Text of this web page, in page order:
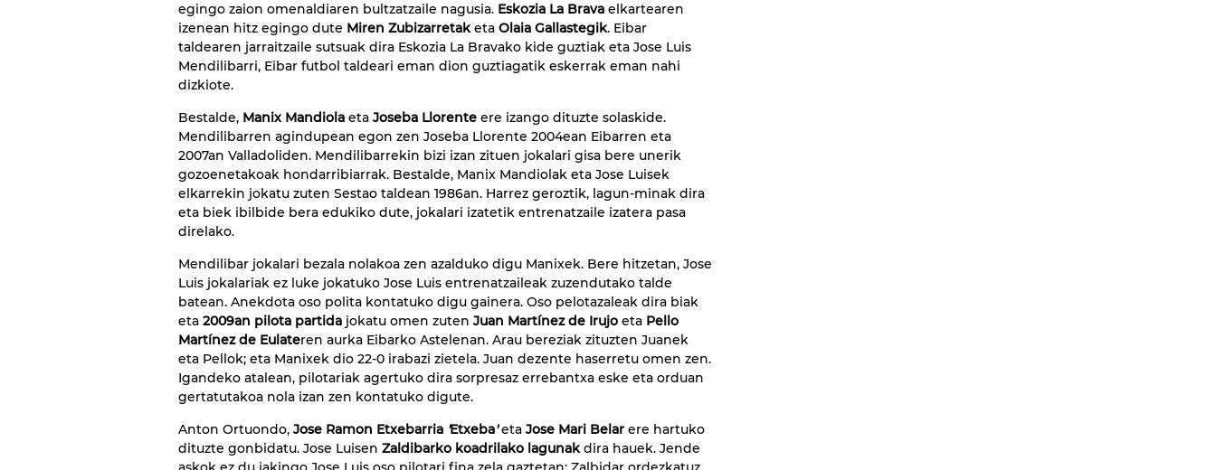
egingo zaion omenaldiaren bultzatzaile nagusia. Eskozia La Brava elkartearen
izenean hitz egingo dute Miren Zubizarretaketa Olaia Gallastegik. Eibar
taldearen jarraitzaile sutsuak dira Eskozia La Bravako kide guztiak eta Jose Luis
Mendilibarri, Eibar futbol taldeari eman dion guztiagatik eskerrak eman nahi
dizkiote.
Bestalde, Manix Mandiola eta Joseba Llorente ere izango dituzte solaskide.
Mendilibarren agindupean egon zen Joseba Llorente 2004ean Eibarren eta
2007an Valladoliden. Mendilibarrekin bizi izan zituen jokalari gisa bere unerik
gozoenetakoak hondarribiarrak. Bestalde, Manix Mandiolak eta Jose Luisek
elkarrekin jokatu zuten Sestao taldean 1986an. Harrez geroztik, lagun-minak dira
eta biek ibilbide bera edukiko dute, jokalari izatetik entrenatzaile izatera pasa
direlako.
Mendilibar jokalari bezala nolakoa zen azalduko digu Manixek. Bere hitzetan, Jose
Luis jokalariak ez luke jokatuko Jose Luis entrenatzaileak zuzendutako talde
batean. Anekdota oso polita kontatuko digu gainera. Oso pelotazaleak dira biak
eta 2009an pilota partida jokatu omen zuten Juan Martínez de Irujo eta Pello
Martínez de Eulateren aurka Eibarko Astelenan. Arau bereziak zituzten Juanek
eta Pellok; eta Manixek dio 22-0 irabazi zietela. Juan dezente haserretu omen zen.
Igandeko atalean, pilotariak agertuko dira sorpresaz errebantxa eske eta orduan
gertatutakoa nola izan zen kontatuko digute.
Anton Ortuondo, Jose Ramon Etxebarria 'Etxeba'eta Jose Mari Belar ere hartuko
dituzte gonbidatu. Jose Luisen Zaldibarko koadrilako lagunakdira hauek. Jende